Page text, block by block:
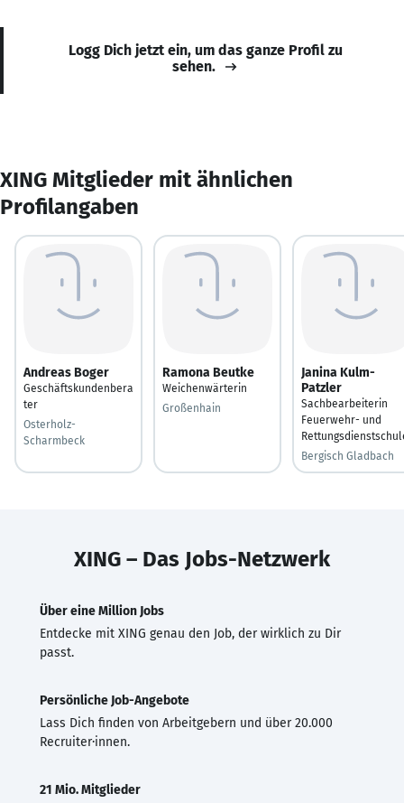
Logg Dich jetzt ein, um das ganze Profil zu
sehen.
XING Mitglieder mit ähnlichen
Profilangaben
Andreas Boger
Geschäftskundenbera
ter
Osterholz-
Scharmbeck
Ramona Beutke
Weichenwärterin
Großenhain
Janina Kulm-
Patzler
Sachbearbeiterin
Feuerwehr- und
Bergisch Gladbach
XING – Das Jobs-Netzwerk
Über eine Million Jobs
Entdecke mit XING genau den Job, der wirklich zu Dir
passt.
Persönliche Job-Angebote
Lass Dich finden von Arbeitgebern und über 20.000
Recruiter·innen.
21 Mio. Mitglieder